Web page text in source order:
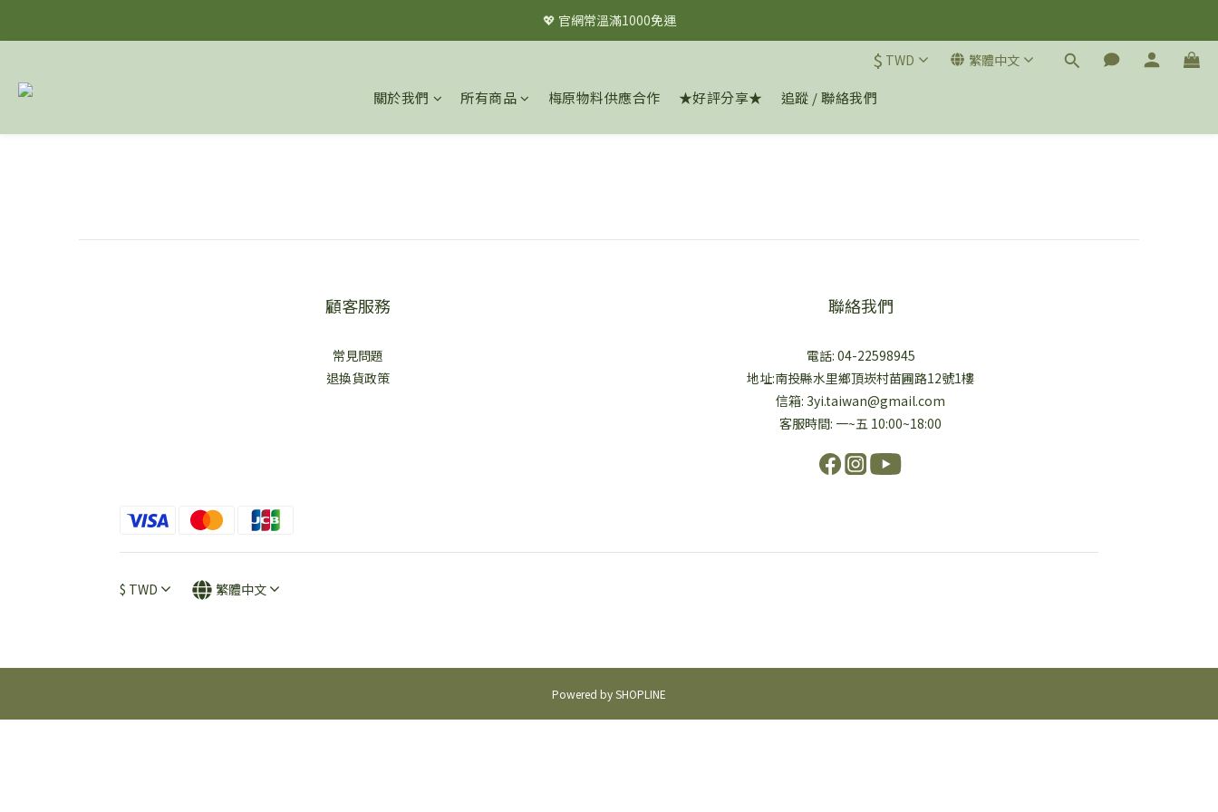
💖 官網常溫滿1000免運
💖 官網常溫滿1000免運
💖 官網常溫滿1000免運
$ TWD 繁體中文
關於我們 所有商品 梅原物料供應合作 ★好評分享★ 追蹤 / 聯絡我們
顧客服務
常見問題
退換貨政策
聯絡我們
電話: 04-22598945
地址:南投縣水里鄉頂崁村苗圃路12號1樓
信箱: 3yi.taiwan@gmail.com
客服時間: 一~五 10:00~18:00
$ TWD 繁體中文
Powered by SHOPLINE